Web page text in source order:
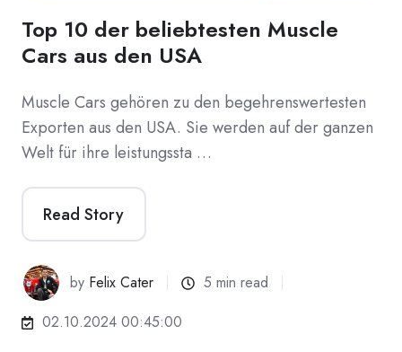
Top 10 der beliebtesten Muscle
Cars aus den USA
Muscle Cars gehören zu den begehrenswertesten
Exporten aus den USA. Sie werden auf der ganzen
Welt für ihre leistungssta …
Read Story
by Felix Cater
5 min read
02.10.2024 00:45:00